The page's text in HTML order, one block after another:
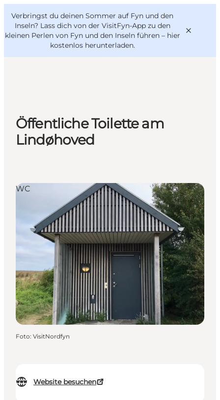
Verbringst du deinen Sommer auf Fyn und den
Inseln? Lass dich von der VisitFyn-App zu den
kleinen Perlen von Fyn und den Inseln führen – hier
kostenlos herunterladen.
Outdoor & bike
Essen & trinken
Übernachtung
VisitFyn
Deutsch
Öffentliche Toilette am
Lindøhoved
Website besuchen
WC
Foto: VisitNordfyn